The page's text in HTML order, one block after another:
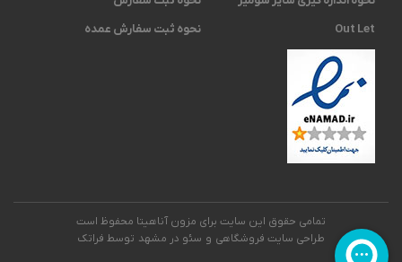
Out Let
نحوه ثبت سفارش عمده
تمامی حقوق این سایت برای مزون آناهیتا محفوظ است
طراحی سایت فروشگاهی و سئو در مشهد توسط فراتک